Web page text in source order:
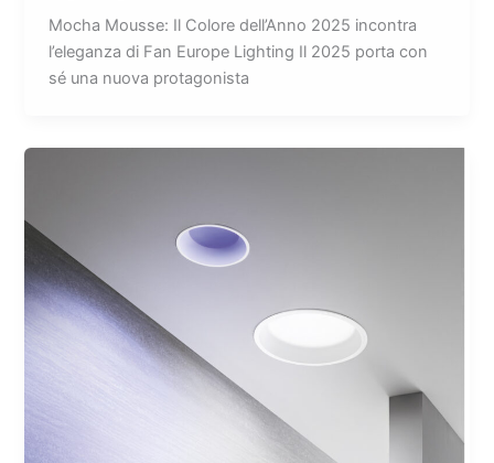
Mocha Mousse: Il Colore dell’Anno 2025 incontra
l’eleganza di Fan Europe Lighting Il 2025 porta con
sé una nuova protagonista